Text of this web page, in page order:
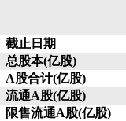
截止日期
总股本(亿股)
A股合计(亿股)
流通A股(亿股)
限售流通A股(亿股)